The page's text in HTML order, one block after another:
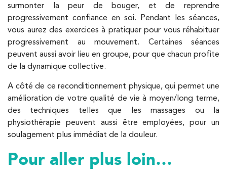
surmonter la peur de bouger, et de reprendre
progressivement confiance en soi. Pendant les séances,
vous aurez des exercices à pratiquer pour vous réhabituer
progressivement au mouvement. Certaines séances
peuvent aussi avoir lieu en groupe, pour que chacun profite
de la dynamique collective.
A côté de ce reconditionnement physique, qui permet une
amélioration de votre qualité de vie à moyen/long terme,
des techniques telles que les massages ou la
physiothérapie peuvent aussi être employées, pour un
soulagement plus immédiat de la douleur.
Pour aller plus loin…
IK Morangis – 91
28 Rue Velpeau 92160 Antony
PRENEZ RDV SUR
PRENEZ RDV SUR
Kinésithérapie Balnéothérapie